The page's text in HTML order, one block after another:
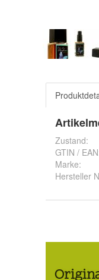
Zustand:
GTIN /
Marke:
Hersteller